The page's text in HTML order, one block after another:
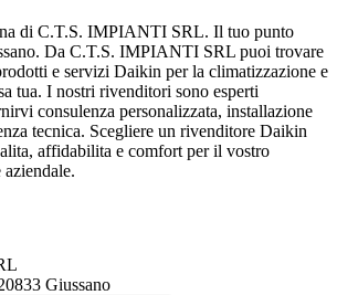
di C.T.S. IMPIANTI SRL. Il tuo punto
Da C.T.S. IMPIANTI SRL puoi trovare
e servizi Daikin per la climatizzazione e
tua. I nostri rivenditori sono esperti
consulenza personalizzata, installazione
tecnica. Scegliere un rivenditore Daikin
affidabilita e comfort per il vostro
aziendale.
Giussano